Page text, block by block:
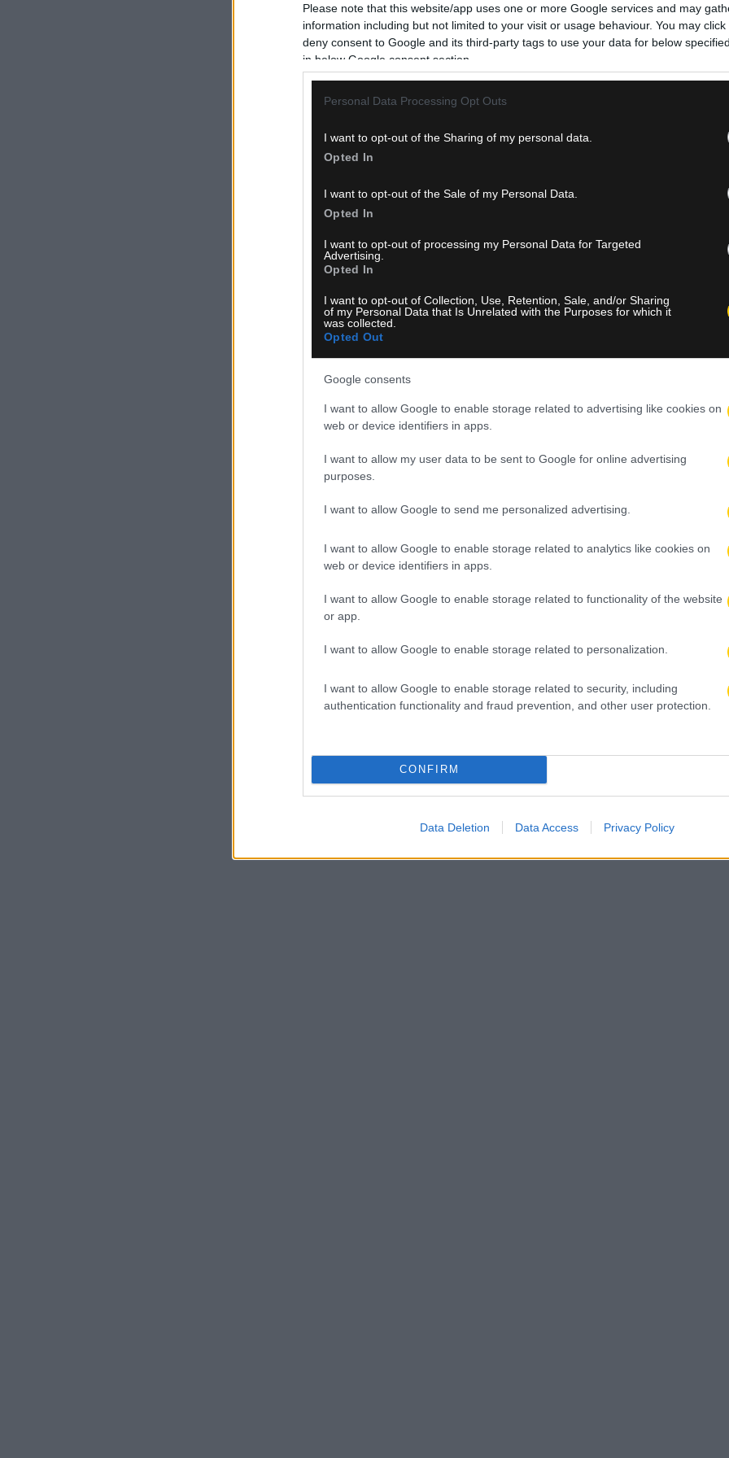
Please note that this website/app uses one or more Google services and may
information including but not limited to your visit or usage behaviour. You may
deny consent to Google and its third-party tags to use your data for below
in below Google consent section.
Personal Data Processing Opt Outs
I want to opt-out of the Sharing of my personal data.
Opted In
I want to opt-out of the Sale of my Personal Data.
Opted In
I want to opt-out of processing my Personal Data for Targeted
Advertising.
Opted In
I want to opt-out of Collection, Use, Retention, Sale, and/or Sharing
of my Personal Data that Is Unrelated with the Purposes for which it
was collected.
Opted Out
Google consents
I want to allow Google to enable storage related to advertising like cookies on
web or device identifiers in apps.
I want to allow my user data to be sent to Google for online advertising
purposes.
I want to allow Google to send me personalized advertising.
I want to allow Google to enable storage related to analytics like cookies on
web or device identifiers in apps.
I want to allow Google to enable storage related to functionality of the website
or app.
I want to allow Google to enable storage related to personalization.
I want to allow Google to enable storage related to security, including
authentication functionality and fraud prevention, and other user protection.
CONFIRM
Data Deletion Data Access Privacy Policy